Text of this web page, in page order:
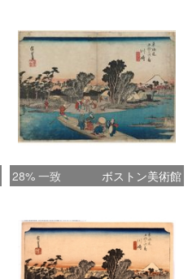
28% 一致 ボストン美術館